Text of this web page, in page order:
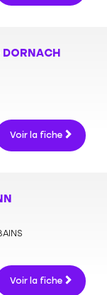
Voir la fiche
Voir la fiche